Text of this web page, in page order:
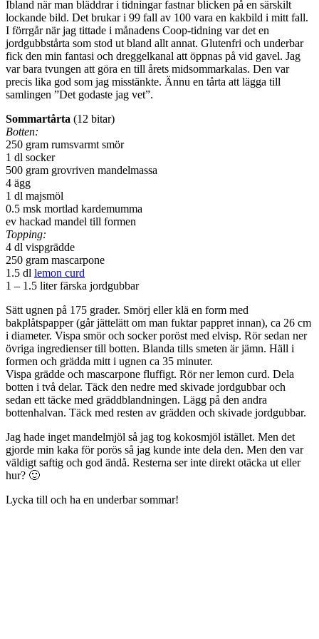
Ibland när man bläddrar i tidningar fastnar blicken på en särskilt
lockande bild. Det brukar i 99 fall av 100 vara en kakbild i mitt fall.
I förrgår när jag tittade i månadens Coop-tidning var det en
jordgubbstårta som stod ut bland allt annat. Glutenfri och underbar
fick den min fantasi och dreggelkanal att öppnas på vid gavel. Jag
var bara tvungen att göra en till årets midsommarkalas. Den var
precis lika god som jag misstänkte. Ännu en tårta att lägga till
samlingen ”Det godaste jag vet”.
Sommartårta (12 bitar)
Botten:
250 gram rumsvarmt smör
1 dl socker
500 gram grovriven mandelmassa
4 ägg
1 dl majsmöl
0.5 msk mortlad kardemumma
ev hackad mandel till formen
Topping:
4 dl vispgrädde
250 gram mascarpone
1.5 dl lemon curd
1 – 1.5 liter färska jordgubbar
Sätt ugnen på 175 grader. Smörj eller klä en form med
bakplåtspapper (går jättelätt om man fuktar pappret innan), ca 26 cm
i diameter. Vispa smör och socker poröst med elvisp. Rör sedan ner
övriga ingredienser till botten. Blanda tills smeten är jämn. Häll i
formen och grädda mitt i ugnen ca 35 minuter.
Vispa grädde och mascarpone fluffigt. Rör ner lemon curd. Dela
botten i två delar. Täck den nedre med skivade jordgubbar och
sedan ett täcke med gräddblandningen. Lägg på den andra
bottenhalvan. Täck med resten av grädden och skivade jordgubbar.
Jag hade inget mandelmjöl så jag tog kokosmjöl istället. Men det
gjorde min kaka för porös så jag kunde inte dela den. Men den var
väldigt saftig och god ändå. Resterna ser inte direkt otäcka ut eller
hur? 🙂
Lycka till och ha en underbar sommar!